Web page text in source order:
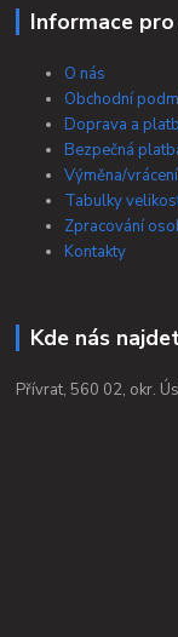
Informace
O nás
Obchodní
Doprava a
Bezpečná
Výměna/
Tabulky
Zpracování
Kontakty
Kde nás
Přívrat, 560 02, okr.